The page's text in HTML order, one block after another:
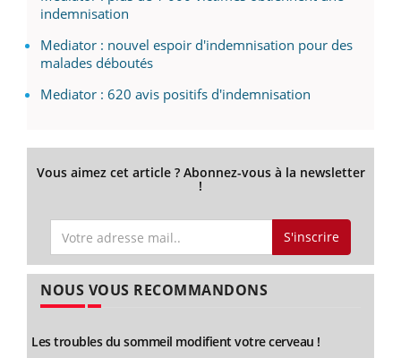
indemnisation
Mediator : nouvel espoir d'indemnisation pour des
malades déboutés
Mediator : 620 avis positifs d'indemnisation
Vous aimez cet article ? Abonnez-vous à la newsletter
!
S'inscrire
NOUS VOUS RECOMMANDONS
Les troubles du sommeil modifient votre cerveau !